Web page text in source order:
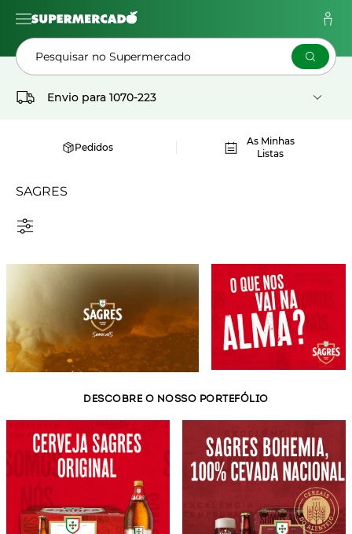
Pesquisar no Supermercado
Envio para 1070-223
Pedidos
As Minhas
Listas
SAGRES
DESCOBRE O NOSSO PORTEFÓLIO